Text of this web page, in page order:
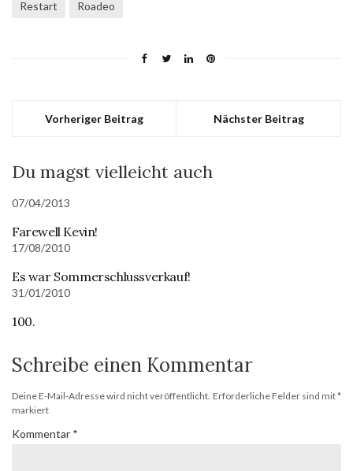
Restart Roadeo
Vorheriger Beitrag Nächster Beitrag
Du magst vielleicht auch
07/04/2013
Farewell Kevin!
17/08/2010
Es war Sommerschlussverkauf!
31/01/2010
100.
Schreibe einen Kommentar
Deine E-Mail-Adresse wird nicht veröffentlicht. Erforderliche Felder sind mit*
markiert
Kommentar *